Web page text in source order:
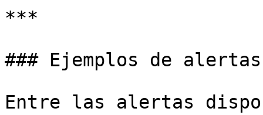
***
### Ejemplos de alertas
Entre las alertas